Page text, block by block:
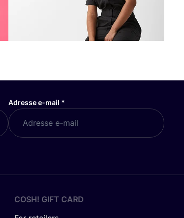
Adresse e-mail *
COSH! GIFT CARD